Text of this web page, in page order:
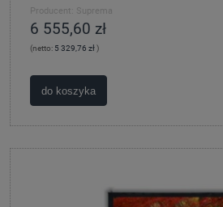
Producent: Suprema
6 555,60 zł
(netto: 5 329,76 zł)
do koszyka